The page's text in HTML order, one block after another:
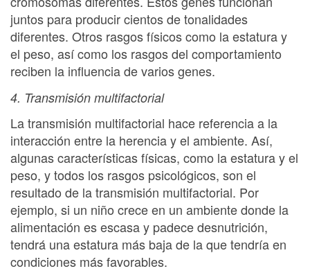
juntos para producir cientos de tonalidades
diferentes. Otros rasgos físicos como la estatura y
el peso, así como los rasgos del comportamiento
reciben la influencia de varios genes.
4. Transmisión multifactorial
La transmisión multifactorial hace referencia a la
interacción entre la herencia y el ambiente. Así,
algunas características físicas, como la estatura y el
peso, y todos los rasgos psicológicos, son el
resultado de la transmisión multifactorial. Por
ejemplo, si un niño crece en un ambiente donde la
alimentación es escasa y padece desnutrición,
tendrá una estatura más baja de la que tendría en
condiciones más favorables.